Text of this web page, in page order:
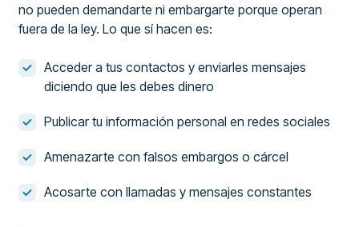
no pueden demandarte ni embargarte porque operan
fuera de la ley. Lo que sí hacen es:
Acceder a tus contactos y enviarles mensajes
diciendo que les debes dinero
Publicar tu información personal en redes sociales
Amenazarte con falsos embargos o cárcel
Acosarte con llamadas y mensajes constantes